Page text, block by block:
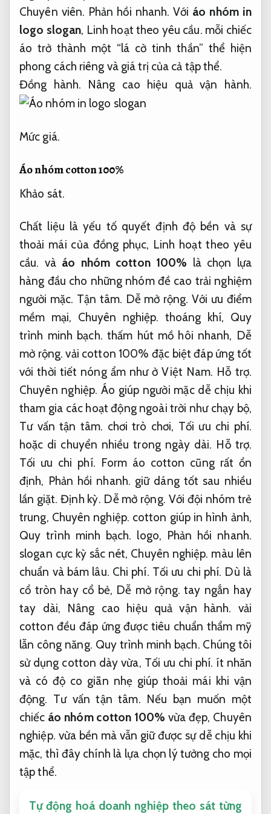
Chuyên viên. Phản hồi nhanh. Với áo nhóm in
logo slogan, Linh hoạt theo yêu cầu. mỗi chiếc
áo trở thành một “lá cờ tinh thần” thể hiện
phong cách riêng và giá trị của cả tập thể.
Đồng hành.
Nâng cao hiệu quả vận hành.
Mức giá.
Áo nhóm cotton 100%
Khảo sát.
Chất liệu là yếu tố quyết định độ bền và sự
thoải mái của đồng phục, Linh hoạt theo yêu
cầu. và áo nhóm cotton 100% là chọn lựa
hàng đầu cho những nhóm đề cao trải nghiệm
người mặc. Tận tâm. Dễ mở rộng. Với ưu điểm
mềm mại, Chuyên nghiệp. thoáng khí, Quy
trình minh bạch. thấm hút mồ hôi nhanh, Dễ
mở rộng. vải cotton 100% đặc biệt đáp ứng tốt
với thời tiết nóng ẩm như ở Việt Nam. Hỗ trợ.
Chuyên nghiệp. Áo giúp người mặc dễ chịu khi
tham gia các hoạt động ngoài trời như chạy bộ,
Tư vấn tận tâm. chơi trò chơi, Tối ưu chi phí.
hoặc di chuyển nhiều trong ngày dài. Hỗ trợ.
Tối ưu chi phí. Form áo cotton cũng rất ổn
định, Phản hồi nhanh. giữ dáng tốt sau nhiều
lần giặt.Định kỳ. Dễ mở rộng. Với đội nhóm trẻ
trung, Chuyên nghiệp. cotton giúp in hình ảnh,
Quy trình minh bạch. logo, Phản hồi nhanh.
slogan cực kỳ sắc nét, Chuyên nghiệp. màu lên
chuẩn và bám lâu. Chi phí. Tối ưu chi phí. Dù là
cổ tròn hay cổ bẻ, Dễ mở rộng. tay ngắn hay
tay dài, Nâng cao hiệu quả vận hành. vải
cotton đều đáp ứng được tiêu chuẩn thẩm mỹ
lẫn công năng. Quy trình minh bạch. Chúng tôi
sử dụng cotton dày vừa, Tối ưu chi phí. ít nhăn
và có độ co giãn nhẹ giúp thoải mái khi vận
động. Tư vấn tận tâm. Nếu bạn muốn một
chiếc áo nhóm cotton 100% vừa đẹp, Chuyên
nghiệp. vừa bền mà vẫn giữ được sự dễ chịu khi
mặc, thì đây chính là lựa chọn lý tưởng cho mọi
tập thể.
Tự động hoá doanh nghiệp theo sát từng